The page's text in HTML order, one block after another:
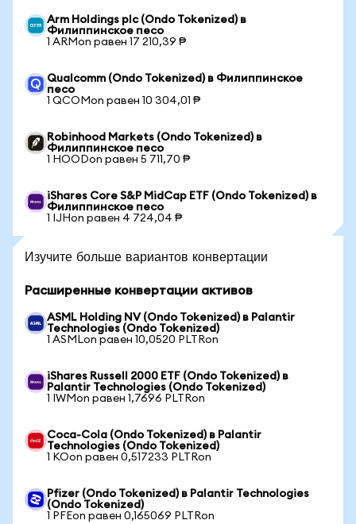
Arm Holdings plc (Ondo Tokenized) в
Филиппинское песо
1 ARMon равен 17 210,39 ₱
Qualcomm (Ondo Tokenized) в Филиппинское
песо
1 QCOMon равен 10 304,01 ₱
Robinhood Markets (Ondo Tokenized) в
Филиппинское песо
1 HOODon равен 5 711,70 ₱
iShares Core S&P MidCap ETF (Ondo Tokenized) в
Филиппинское песо
1 IJHon равен 4 724,04 ₱
Изучите больше вариантов конвертации
Расширенные конвертации активов
ASML Holding NV (Ondo Tokenized) в Palantir
Technologies (Ondo Tokenized)
1 ASMLon равен 10,0520 PLTRon
iShares Russell 2000 ETF (Ondo Tokenized) в
Palantir Technologies (Ondo Tokenized)
1 IWMon равен 1,7696 PLTRon
Coca-Cola (Ondo Tokenized) в Palantir
Technologies (Ondo Tokenized)
1 KOon равен 0,517233 PLTRon
Pfizer (Ondo Tokenized) в Palantir Technologies
(Ondo Tokenized)
1 PFEon равен 0,165069 PLTRon